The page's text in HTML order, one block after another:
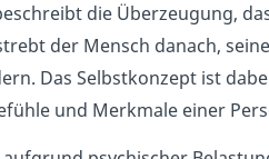
die Überzeugung,
der Mensch danach, seine
Das Selbstkonzept ist
und Merkmale einer